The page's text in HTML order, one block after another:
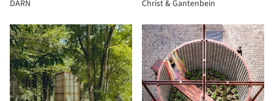
DARN
Christ & Gantenbein